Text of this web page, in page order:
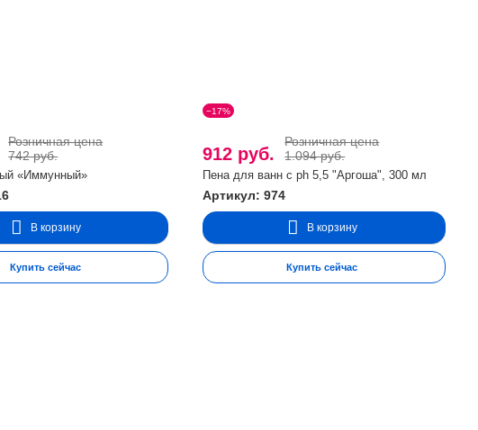
Розничная цена
742 руб.
«Иммунный»
В корзину
Купить сейчас
−17%
912 руб.
Розничная цена
1.094 руб.
Пена для ванн с ph 5,5 "Аргоша", 300 мл
Артикул: 974
В корзину
Купить сейчас